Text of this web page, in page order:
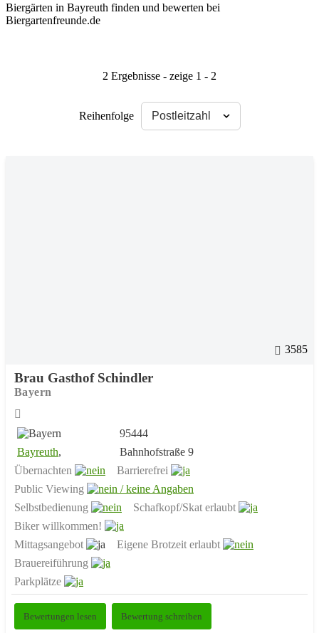
Biergärten in Bayreuth finden und bewerten bei
Biergartenfreunde.de
2 Ergebnisse - zeige 1 - 2
Reihenfolge
3585
Brau Gasthof Schindler
Bayern
95444
Bayreuth,
Bahnhofstraße 9
Übernachten
Barrierefrei
Public Viewing
Selbstbedienung
Schafkopf/Skat erlaubt
Biker willkommen!
Mittagsangebot
Eigene Brotzeit erlaubt
Brauereiführung
Parkplätze
Bewertungen lesen Bewertung schreiben